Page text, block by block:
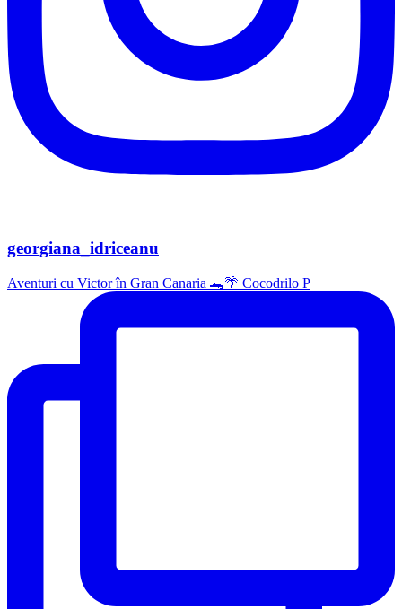
georgiana_idriceanu
Aventuri cu Victor în Gran Canaria 🐊🌴 Cocodrilo P